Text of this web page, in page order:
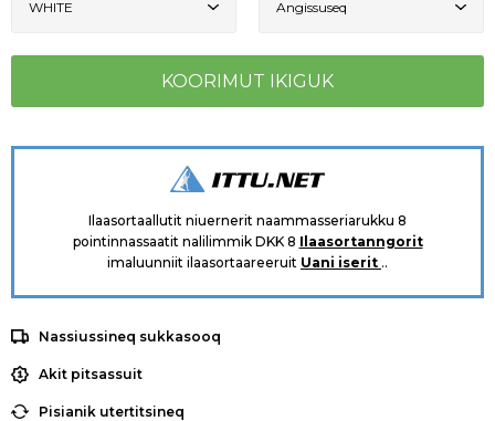
Ilaasortaallutit niuernerit naammasseriarukku 8
pointinnassaatit nalilimmik DKK 8 Ilaasortanngorit
imaluunniit ilaasortaareeruit Uani iserit ..
Nassiussineq sukkasooq
Akit pitsassuit
Pisianik utertitsineq